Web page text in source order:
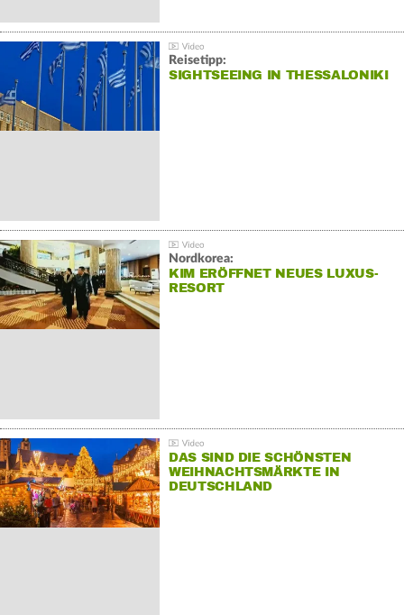
Reisetipp:
SIGHTSEEING IN THESSALONIKI
Nordkorea:
KIM ERÖFFNET NEUES LUXUS-
RESORT
DAS SIND DIE SCHÖNSTEN
WEIHNACHTSMÄRKTE IN
DEUTSCHLAND